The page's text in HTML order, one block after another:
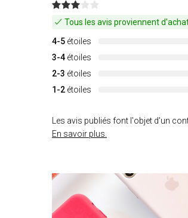
Tous les avis proviennent
4-5 étoiles
3-4 étoiles
2-3 étoiles
1-2 étoiles
Les avis publiés font l'objet d'un
En savoir plus.